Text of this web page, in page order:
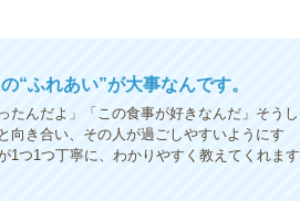
“ふれあい”が大事なんです。
たんだよ」「この食事が好きなんだ」そうし
き合い、その人が過ごしやすいようにす
1つ1つ丁寧に、わかりやすく教えてくれます